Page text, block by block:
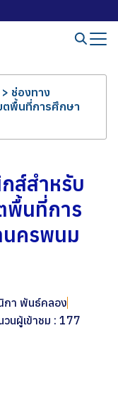
> ช่องทาง
ตพื้นที่การศึกษา
ส์สำหรับ
พื้นที่การ
ครพนม
า พันธ์คลอง
วนผู้เข้าชม : 177